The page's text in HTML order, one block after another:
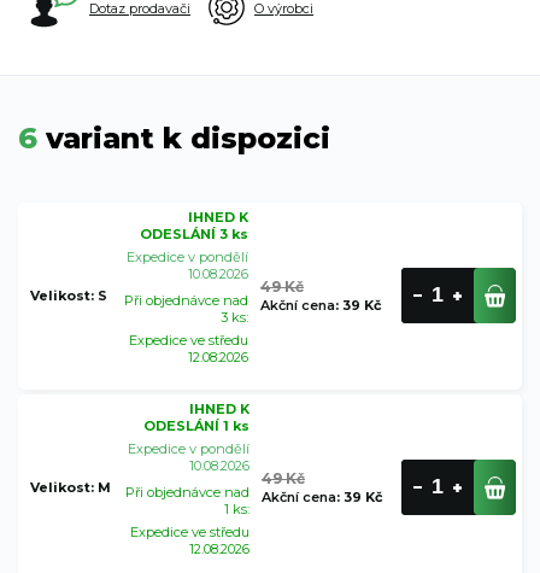
Dotaz prodavači O výrobci
6 variant k dispozici
Velikost: S
IHNED K
ODESLÁNÍ 3 ks
Expedice v pondělí
10.08.2026
Při objednávce nad
3 ks:
Expedice ve středu
12.08.2026
49 Kč
Akční cena: 39 Kč
Velikost: M
IHNED K
ODESLÁNÍ 1 ks
Expedice v pondělí
10.08.2026
Při objednávce nad
1 ks:
Expedice ve středu
12.08.2026
49 Kč
Akční cena: 39 Kč